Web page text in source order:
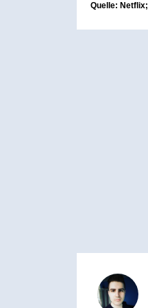
Quelle: